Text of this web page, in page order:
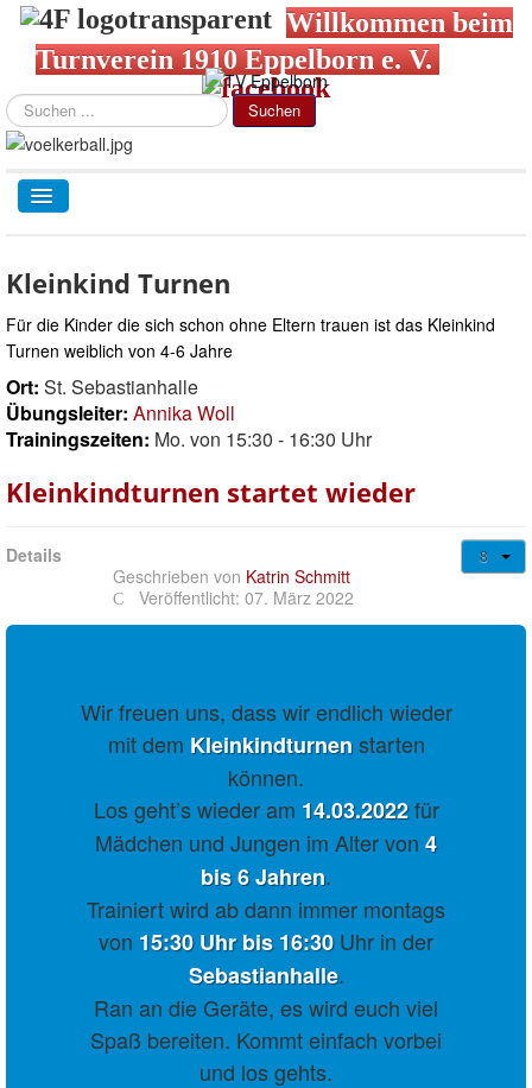
Willkommen beim
Turnverein 1910 Eppelborn e. V.
Suchen
...
Suchen
TPL_PROTOSTAR_TOGGLE_MENU
Abteilungen
Gesundheitssport + Kurse
Jugendweb
Über uns
Login/out
Kleinkind Turnen
Für die Kinder die sich schon ohne Eltern trauen ist das Kleinkind
Turnen weiblich von 4-6 Jahre
Ort: St. Sebastianhalle
Übungsleiter: Annika Woll
Trainingszeiten: Mo. von 15:30 - 16:30 Uhr
Kleinkindturnen startet wieder
Details
Geschrieben von Katrin Schmitt
Veröffentlicht: 07. März 2022
Wir freuen uns, dass wir endlich wieder
mit dem Kleinkindturnenstarten
können.
Los geht’s wieder am 14.03.2022für
Mädchen und Jungen im Alter von 4
bis 6 Jahren.
Trainiert wird ab dann immer montags
von 15:30 Uhr bis 16:30Uhr in der
Sebastianhalle.
Ran an die Geräte, es wird euch viel
Spaß bereiten. Kommt einfach vorbei
und los gehts.